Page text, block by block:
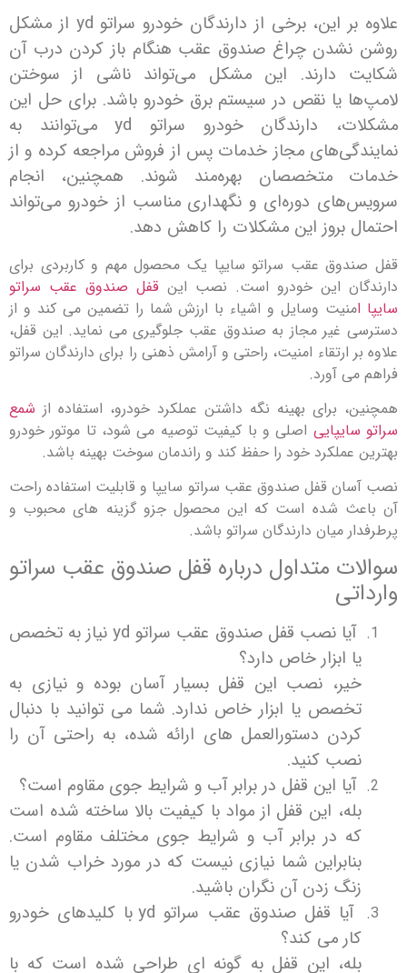
علاوه بر این، برخی از دارندگان خودرو سراتو yd از مشکل
چراغ صندوق عقب هنگام باز کردن درب آن
دارند. این مشکل می‌تواند ناشی از سوختن
یا نقص در سیستم برق خودرو باشد. برای حل این
مشکلات، دارندگان خودرو سراتو yd می‌توانند به
مجاز خدمات پس از فروش مراجعه کرده و از
متخصصان بهره‌مند شوند. همچنین، انجام
دوره‌ای و نگهداری مناسب از خودرو می‌تواند
بروز این مشکلات را کاهش دهد.
عقب سراتو سایپا یک محصول مهم و کاربردی برای
این خودرو است. نصب اینقفل صندوق عقب سراتو
وسایل و اشیاء با ارزش شما را تضمین می کند و از
غیر مجاز به صندوق عقب جلوگیری می نماید. این قفل،
ارتقاء امنیت، راحتی و آرامش ذهنی را برای دارندگان سراتو
آورد.
برای بهینه نگه داشتن عملکرد خودرو، استفاده ازشمع
اصلی و با کیفیت توصیه می شود، تا موتور خودرو
خود را حفظ کند و راندمان سوخت بهینه باشد.
قفل صندوق عقب سراتو سایپا و قابلیت استفاده راحت
شده است که این محصول جزو گزینه های محبوب و
میان دارندگان سراتو باشد.
متداول درباره قفل صندوق عقب سراتو
آیا نصب قفل صندوق عقب سراتو yd نیاز به تخصص
ابزار خاص دارد؟
نصب این قفل بسیار آسان بوده و نیازی به
یا ابزار خاص ندارد. شما می توانید با دنبال
دستورالعمل های ارائه شده، به راحتی آن را
کنید.
این قفل در برابر آب و شرایط جوی مقاوم است؟
این قفل از مواد با کیفیت بالا ساخته شده است
در برابر آب و شرایط جوی مختلف مقاوم است.
شما نیازی نیست که در مورد خراب شدن یا
زدن آن نگران باشید.
آیا قفل صندوق عقب سراتو yd با کلیدهای خودرو
می کند؟
این قفل به گونه ای طراحی شده است که با